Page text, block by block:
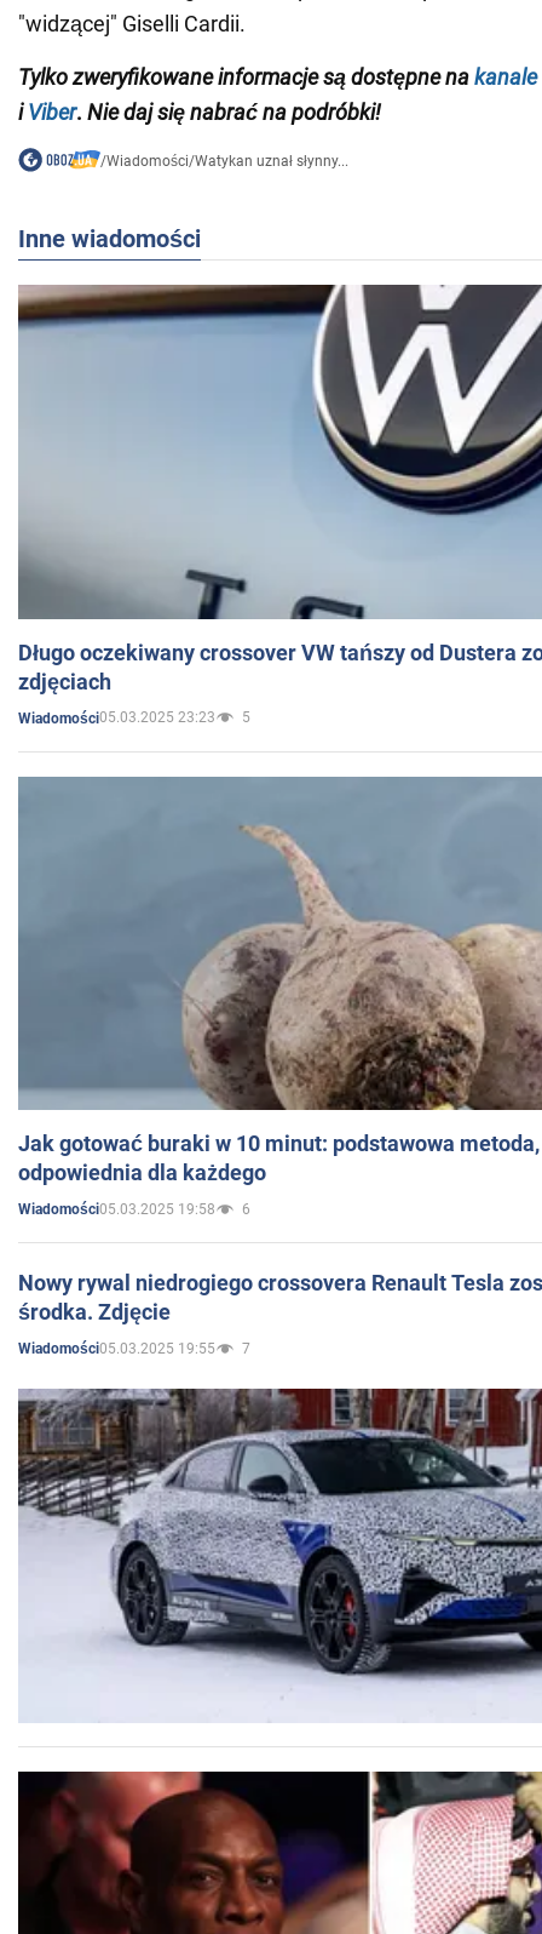
"widzącej" Giselli Cardii.
Tylkozweryfikowane informacje są dostępne nakanale
iViber. Nie daj się nabrać na podróbki!
/Wiadomości/Watykan uznał słynny...
Inne wiadomości
Długo oczekiwany crossover VW tańszy od Dustera
zdjęciach
Wiadomości05.03.2025 23:23 5
Jak gotować buraki w 10 minut: podstawowa
odpowiednia dla każdego
Wiadomości05.03.2025 19:58 6
Nowy rywal niedrogiego crossovera Renault Tesla
środka. Zdjęcie
Wiadomości05.03.2025 19:55 7